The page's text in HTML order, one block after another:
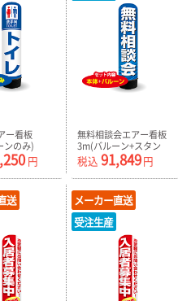
ー看板
ンのみ)
円
無料相談会エアー看板
3m(バルーン+スタン
ド) AR090135IN
税込 91,849円
送
メーカー直送
受注生産